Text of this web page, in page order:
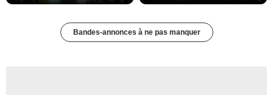
Bandes-annonces à ne pas manquer